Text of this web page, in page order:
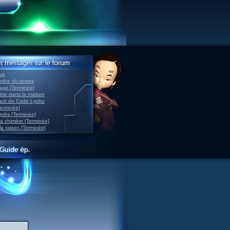
du temps
[Terminée]
dans la maison
de Code Lyoko
[Terminée]
chimère [Terminée]
raison [Terminée]